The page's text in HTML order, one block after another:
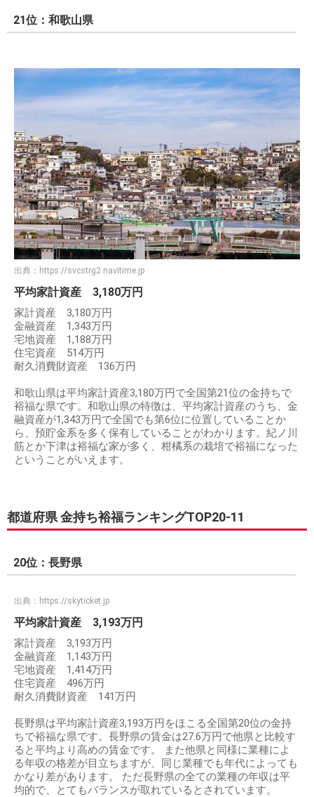
21位：和歌山県
出典： https://svcstrg2.navitime.jp
平均家計資産 3,180万円
家計資産 3,180万円
金融資産 1,343万円
宅地資産 1,188万円
住宅資産 514万円
耐久消費財資産 136万円
和歌山県は平均家計資産3,180万円で全国第21位の金持ちで
裕福な県です。和歌山県の特徴は、平均家計資産のうち、金
融資産が1,343万円で全国でも第6位に位置していることか
ら、預貯金系を多く保有していることがわかります。紀ノ川
筋とか下津は裕福な家が多く、柑橘系の栽培で裕福になった
ということがいえます。
都道府県 金持ち裕福ランキングTOP20-11
20位：長野県
出典： https://skyticket.jp
平均家計資産 3,193万円
家計資産 3,193万円
金融資産 1,143万円
宅地資産 1,414万円
住宅資産 496万円
耐久消費財資産 141万円
長野県は平均家計資産3,193万円をほこる全国第20位の金持
ちで裕福な県です。長野県の賃金は27.6万円で他県と比較す
ると平均より高めの賃金です。 また他県と同様に業種によ
る年収の格差が目立ちますが、同じ業種でも年代によっても
かなり差があります。 ただ長野県の全ての業種の年収は平
均的で、とてもバランスが取れているとされています。